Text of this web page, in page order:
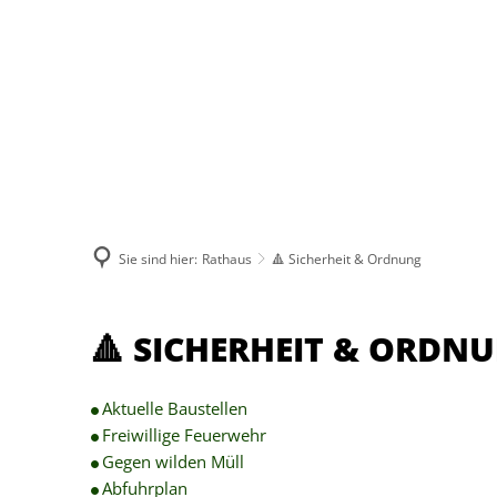
Sie sind hier: Rathaus 🔺 Sicherheit & Ordnung
Sicherheit
🔺 SICHERHEIT &
Aktuelle Baustellen
Freiwillige Feuerwehr
Gegen wilden Müll
Abfuhrplan